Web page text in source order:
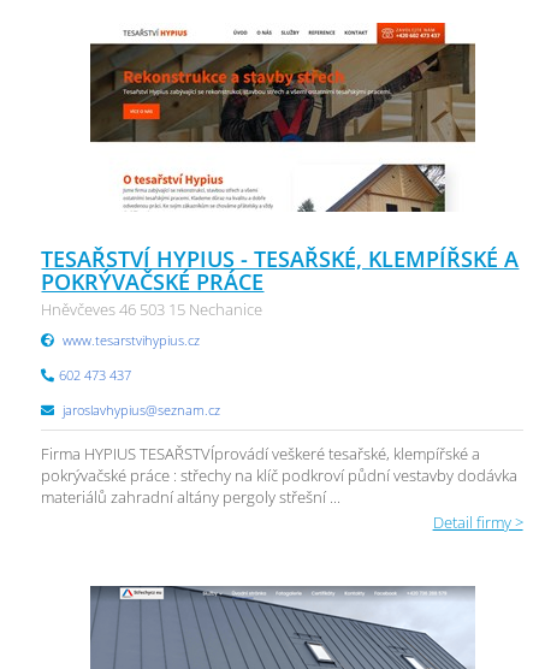
TESAŘSTVÍ HYPIUS - TESAŘSKÉ, KLEMPÍŘSKÉ A
POKRÝVAČSKÉ PRÁCE
Hněvčeves 46 503 15 Nechanice
www.tesarstvihypius.cz
602 473 437
jaroslavhypius@seznam.cz
Firma HYPIUS TESAŘSTVÍprovádí veškeré tesařské, klempířské a
pokrývačské práce : střechy na klíč podkroví půdní vestavby dodávka
materiálů zahradní altány pergoly střešní ...
Detail firmy >